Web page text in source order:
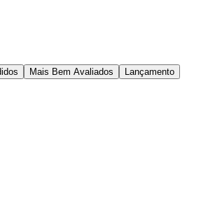
Mais Bem Avaliados Lançamento